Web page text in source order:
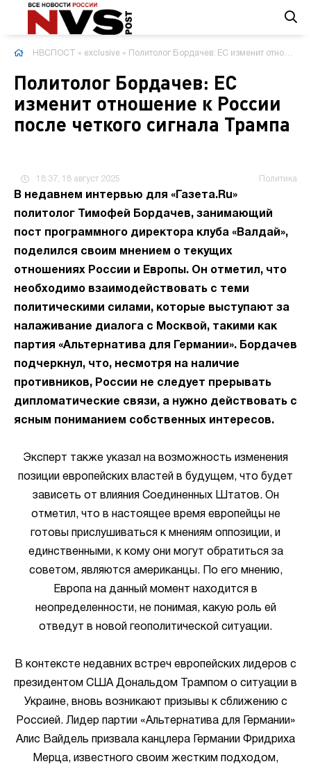
НВСПОСТ » exclusive » Политолог Бордачев: ЕС изменит отношение к России после четкого сигнала Трампа
Политолог Бордачев: ЕС
изменит отношение к России
после четкого сигнала Трампа
18:37, 18 август 2025 Политика
В недавнем интервью для «Газета.Ru»
политолог Тимофей Бордачев, занимающий
пост программного директора клуба «Валдай»,
поделился своим мнением о текущих
отношениях России и Европы. Он отметил, что
необходимо взаимодействовать с теми
политическими силами, которые выступают за
налаживание диалога с Москвой, такими как
партия «Альтернатива для Германии». Бордачев
подчеркнул, что, несмотря на наличие
противников, России не следует прерывать
дипломатические связи, а нужно действовать с
ясным пониманием собственных интересов.
Эксперт также указал на возможность изменения
позиции европейских властей в будущем, что будет
зависеть от влияния Соединенных Штатов. Он
отметил, что в настоящее время европейцы не
готовы прислушиваться к мнениям оппозиции, и
единственными, к кому они могут обратиться за
советом, являются американцы. По его мнению,
Европа на данный момент находится в
неопределенности, не понимая, какую роль ей
отведут в новой геополитической ситуации.
В контексте недавних встреч европейских лидеров с
президентом США Дональдом Трампом о ситуации в
Украине, вновь возникают призывы к сближению с
Россией. Лидер партии «Альтернатива для Германии»
Алис Вайдель призвала канцлера Германии Фридриха
Мерца, известного своим жестким подходом,